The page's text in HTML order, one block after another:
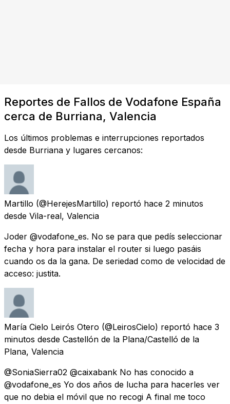
Reportes de Fallos de Vodafone España
cerca de Burriana, Valencia
Los últimos problemas e interrupciones reportados
desde Burriana y lugares cercanos:
Martillo (@HerejesMartillo) reportó hace 2 minutos
desde Vila-real, Valencia
Joder @vodafone_es. No se para que pedís seleccionar
fecha y hora para instalar el router si luego pasáis
cuando os da la gana. De seriedad como de velocidad de
acceso: justita.
María Cielo Leirós Otero (@LeirosCielo) reportó hace 3
minutos desde Castellón de la Plana/Castelló de la
Plana, Valencia
@SoniaSierra02 @caixabank No has conocido a
@vodafone_es Yo dos años de lucha para hacerles ver
que no debia el móvil que no recogi A final me toco